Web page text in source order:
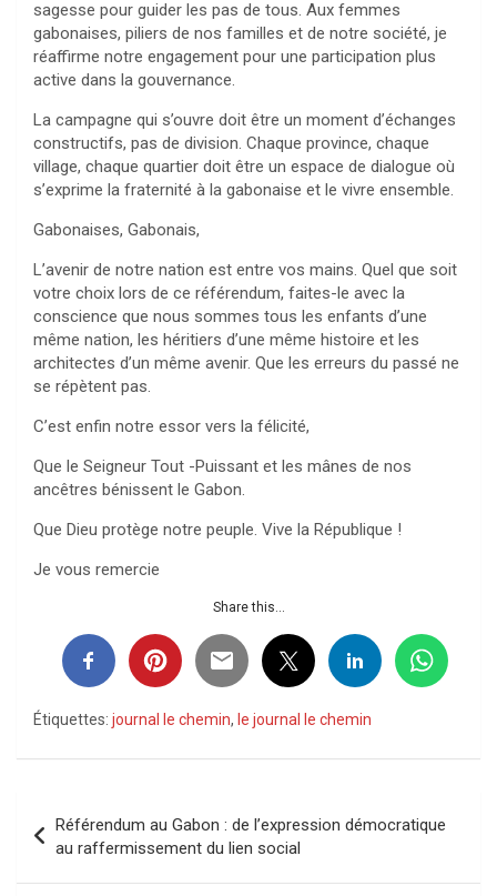
sagesse pour guider les pas de tous. Aux femmes
gabonaises, piliers de nos familles et de notre société, je
réaffirme notre engagement pour une participation plus
active dans la gouvernance.
La campagne qui s’ouvre doit être un moment d’échanges
constructifs, pas de division. Chaque province, chaque
village, chaque quartier doit être un espace de dialogue où
s’exprime la fraternité à la gabonaise et le vivre ensemble.
Gabonaises, Gabonais,
L’avenir de notre nation est entre vos mains. Quel que soit
votre choix lors de ce référendum, faites-le avec la
conscience que nous sommes tous les enfants d’une
même nation, les héritiers d’une même histoire et les
architectes d’un même avenir. Que les erreurs du passé ne
se répètent pas.
C’est enfin notre essor vers la félicité,
Que le Seigneur Tout -Puissant et les mânes de nos
ancêtres bénissent le Gabon.
Que Dieu protège notre peuple. Vive la République !
Je vous remercie
Share this...
Étiquettes: journal le chemin, le journal le chemin
de
l’article
Référendum au Gabon : de l’expression démocratique
au raffermissement du lien social